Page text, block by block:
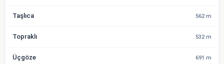
Taşlıca 562 m
Topraklı 532 m
Üçgöze 691 m